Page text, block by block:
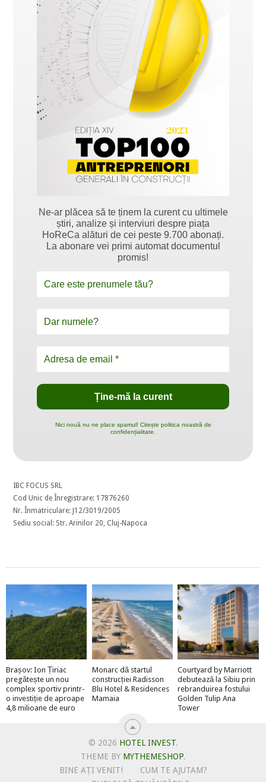
Ne-ar plăcea să te ținem la curent cu ultimele
știri, analize și interviuri despre piața
HoReCa alături de cei peste 9.700 abonați.
La abonare vei primi automat documentul
promis!
Nici nouă nu ne place spamul! Citește politica noastră de
confidențialitate.
IBC FOCUS SRL
Cod Unic de Înregistrare: 17876260
Nr. Înmatriculare: J12/3019/2005
Sediu social: Str. Arinilor 20, Cluj-Napoca
Brașov: Ion Țiriac
pregătește un nou
complex sportiv printr-
o investiție de aproape
4,8 milioane de euro
Monarc dă startul
construcției Radisson
Blu Hotel & Residences
Mamaia
Courtyard by Marriott
debutează la Sibiu prin
rebranduirea fostului
Golden Tulip Ana
Tower
© 2026 HOTEL INVEST.
THEME BY MYTHEMESHOP.
BINE AȚI VENIT!
CUM TE AJUTAM?